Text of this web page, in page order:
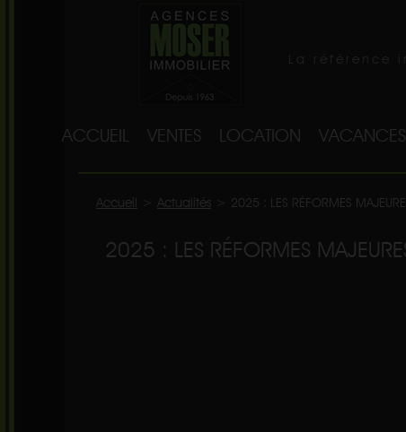
ACCUEIL VENTES LOCATION VACANCES
Accueil Actualités 2025 : LES RÉFORMES
2025 : LES RÉFORMES